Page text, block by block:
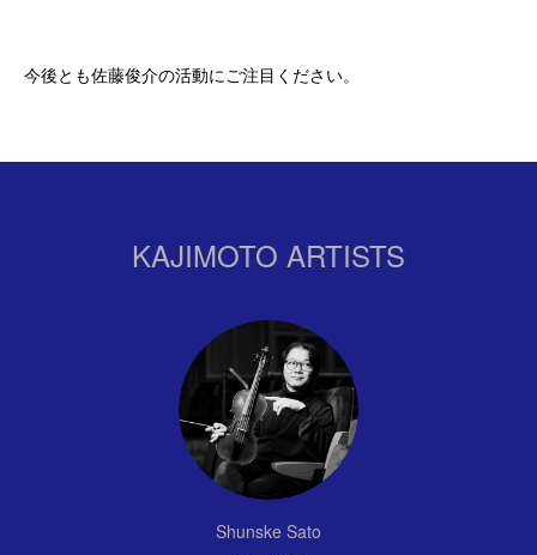
今後とも佐藤俊介の活動にご注目ください。
KAJIMOTO ARTISTS
Shunske Sato